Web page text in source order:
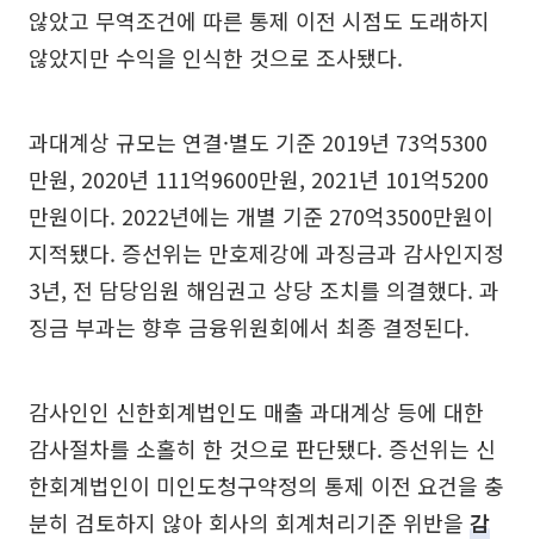
않았고 무역조건에 따른 통제 이전 시점도 도래하지
않았지만 수익을 인식한 것으로 조사됐다.
과대계상 규모는 연결·별도 기준 2019년 73억5300
만원, 2020년 111억9600만원, 2021년 101억5200
만원이다. 2022년에는 개별 기준 270억3500만원이
지적됐다. 증선위는 만호제강에 과징금과 감사인지정
3년, 전 담당임원 해임권고 상당 조치를 의결했다. 과
징금 부과는 향후 금융위원회에서 최종 결정된다.
감사인인 신한회계법인도 매출 과대계상 등에 대한
감사절차를 소홀히 한 것으로 판단됐다. 증선위는 신
한회계법인이 미인도청구약정의 통제 이전 요건을 충
분히 검토하지 않아 회사의 회계처리기준 위반을 감